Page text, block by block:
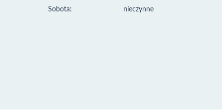
Sobota:
nieczynne